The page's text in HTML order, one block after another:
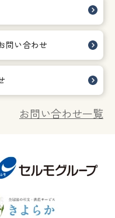
問い合わせ
お問い合わせ一覧